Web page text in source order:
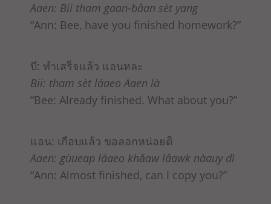
Aaen: Bii tham gaan-bâan sèt yang
“Ann: Bee, have you finished homework?”
บี: ทำเสร็จแล้ว แอนหละ
Bii: tham sèt láaeo Aaen là
“Bee: Already finished. What about you?”
แอน: เกือบแล้ว ขอลอกหน่อยดิ
Aaen: gùueap láaeo khǎaw lâawk nàauy dì
“Ann: Almost finished, can I copy you?”